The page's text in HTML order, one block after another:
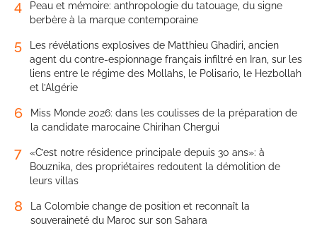
4
Peau et mémoire: anthropologie du tatouage, du signe
berbère à la marque contemporaine
5
Les révélations explosives de Matthieu Ghadiri, ancien
agent du contre-espionnage français infiltré en Iran, sur les
liens entre le régime des Mollahs, le Polisario, le Hezbollah
et l’Algérie
6
Miss Monde 2026: dans les coulisses de la préparation de
la candidate marocaine Chirihan Chergui
7
«C’est notre résidence principale depuis 30 ans»: à
Bouznika, des propriétaires redoutent la démolition de
leurs villas
8
La Colombie change de position et reconnaît la
souveraineté du Maroc sur son Sahara